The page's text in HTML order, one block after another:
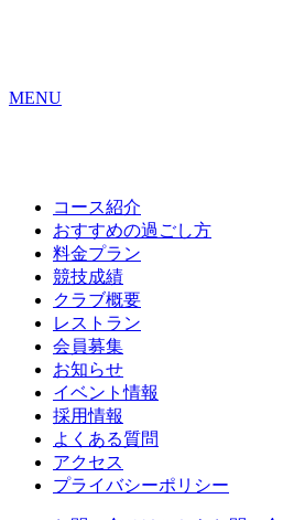
MENU
コース紹介
おすすめの過ごし方
料金プラン
競技成績
クラブ概要
レストラン
会員募集
お知らせ
イベント情報
採用情報
よくある質問
アクセス
プライバシーポリシー